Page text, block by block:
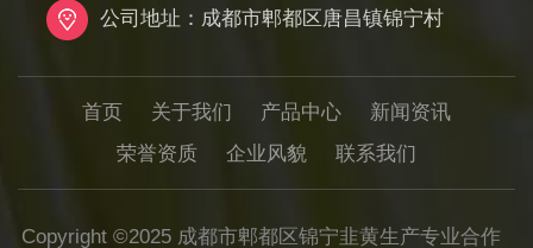
公司地址：成都市郫都区唐昌镇锦宁村
首页 关于我们 产品中心
新闻资讯
荣誉资质
企业风貌 联系我们
Copyright ©2025 成都市郫都区锦宁韭黄生产专业合作